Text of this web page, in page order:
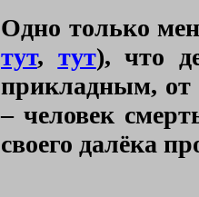
Одно только
тут, тут), что
прикладным, от
– человек
своего далёка